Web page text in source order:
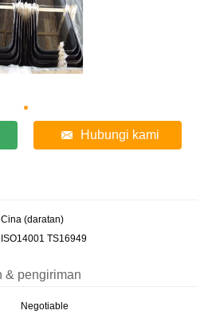
Hubungi kami
(daratan)
TS16949
& pengiriman
Negotiable